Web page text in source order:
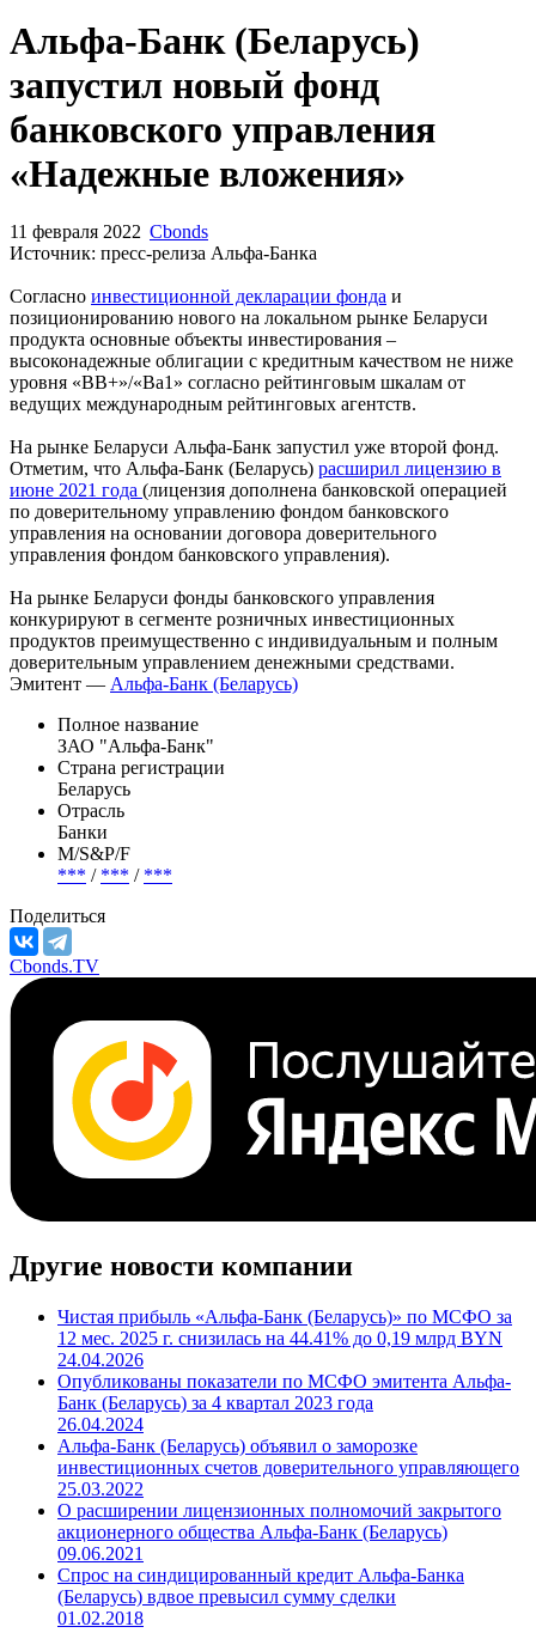
к интересующим данным
Запросить доступ
Альфа-Банк (Беларусь)
запустил новый фонд
«Надежные вложения»
11 февраля 2022 Cbonds
Источник: пресс-релиза Альфа-Банка
Согласноинвестиционной декларации фондаи
позиционированию нового на локальном рынке Беларуси
высоконадежные облигации с кредитным качеством не ниже
уровня «BB+»/«Ba1» согласно рейтинговым шкалам от
ведущих международным рейтинговых агентств.
На рынке Беларуси Альфа-Банк запустил уже второй фонд.
Отметим, что Альфа-Банк (Беларусь)расширил лицензию в
по доверительному управлению фондом банковского
управления на основании договора доверительного
управления фондом банковского управления).
На рынке Беларуси фонды банковского управления
продуктов преимущественно с индивидуальным и полным
доверительным управлением денежными средствами.
Эмитент —Альфа-Банк (Беларусь)
Полное название
ЗАО "Альфа-Банк"
Страна регистрации
Беларусь
Банки
М/S&P/F
***/
Поделиться
Cbonds.TV
Другие новости компании
Чистая прибыль «Альфа-Банк (Беларусь)» по МСФО за
12 мес. 2025 г. снизилась на 44.41% до 0,19 млрд BYN
24.04.2026
Опубликованы показатели по МСФО эмитента Альфа-
Банк (Беларусь) за 4 квартал 2023 года
26.04.2024
Альфа-Банк (Беларусь) объявил о заморозке
инвестиционных счетов доверительного управляющего
25.03.2022
О расширении лицензионных полномочий закрытого
акционерного общества Альфа-Банк (Беларусь)